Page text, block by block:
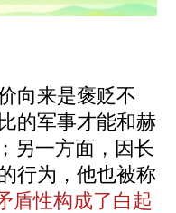
向来是褒贬不
的军事才能和赫
另一方面，因长
行为，他也被称
盾性构成了白起